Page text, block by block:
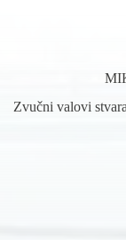
Zvučni valovi